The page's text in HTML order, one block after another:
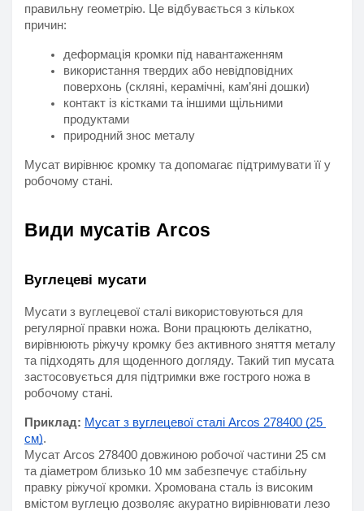
правильну геометрію. Це відбувається з кількох
причин:
деформація кромки під навантаженням
використання твердих або невідповідних
поверхонь (скляні, керамічні, кам’яні дошки)
контакт із кістками та іншими щільними
продуктами
природний знос металу
Мусат вирівнює кромку та допомагає підтримувати її у
робочому стані.
Види мусатів Arcos
Вуглецеві мусати
Мусати з вуглецевої сталі використовуються для
регулярної правки ножа. Вони працюють делікатно,
вирівнюють ріжучу кромку без активного зняття металу
та підходять для щоденного догляду. Такий тип мусата
застосовується для підтримки вже гострого ножа в
робочому стані.
Приклад: Мусат з вуглецевої сталі Arcos 278400 (25
см).
Мусат Arcos 278400 довжиною робочої частини 25 см
та діаметром близько 10 мм забезпечує стабільну
правку ріжучої кромки. Хромована сталь із високим
вмістом вуглецю дозволяє акуратно вирівнювати лезо